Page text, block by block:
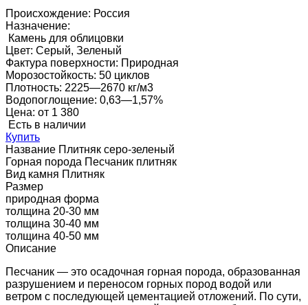
Происхождение: Россия
Назначение:
Камень для облицовки
Цвет: Серый, Зеленый
Фактура поверхности: Природная
Морозостойкость: 50 циклов
Плотность: 2225—2670 кг/м3
Водопоглощение: 0,63—1,57%
Цена: от 1 380
Есть в наличии
Купить
Название Плитняк серо-зеленый
Горная порода Песчаник плитняк
Вид камня Плитняк
Размер
природная форма
толщина 20-30 мм
толщина 30-40 мм
толщина 40-50 мм
Описание
Песчаник — это осадочная горная порода, образованная
разрушением и переносом горных пород водой или
ветром с последующей цементацией отложений. По сути,